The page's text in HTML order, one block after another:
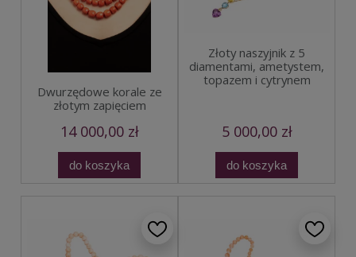
Dwurzędowe korale ze
złotym zapięciem
14 000,00 zł
do koszyka
Złoty naszyjnik z 5
diamentami, ametystem,
topazem i cytrynem
5 000,00 zł
do koszyka